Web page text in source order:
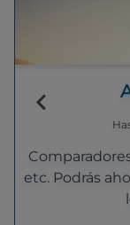
etc. Podrás